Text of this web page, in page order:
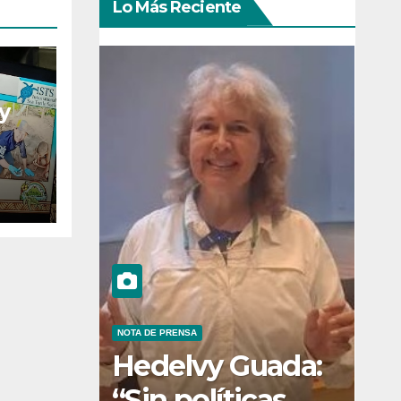
el
Lo Más Reciente
NOTA DE PRENSA
Hedelvy Guada: